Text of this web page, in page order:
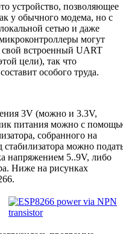
устройство, позволяющее
у обычного модема, но с
сетью и даже
могут
свой встроенный UART
цели), так что
особого труда.
3V (можно и 3.3V,
питания можно с
собранного на
можно
напряжением 5..9V, либо
Ниже на рисунках